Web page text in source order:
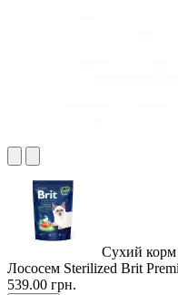
Сухий корм
Лососем Sterilized Brit
539.00 грн.